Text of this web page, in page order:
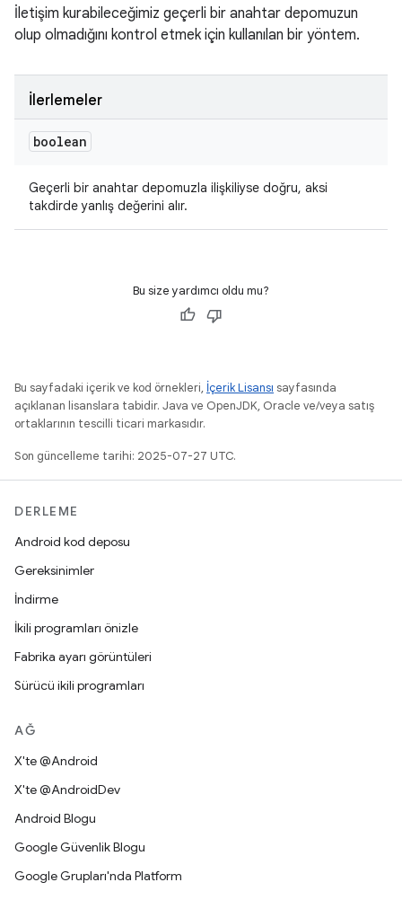
İletişim kurabileceğimiz geçerli bir anahtar depomuzun
olup olmadığını kontrol etmek için kullanılan bir yöntem.
İlerlemeler
boolean
Geçerli bir anahtar depomuzla ilişkiliyse doğru, aksi
takdirde yanlış değerini alır.
Bu size yardımcı oldu mu?
Bu sayfadaki içerik ve kod örnekleri, İçerik Lisansı sayfasında
açıklanan lisanslara tabidir. Java ve OpenJDK, Oracle ve/veya satış
ortaklarının tescilli ticari markasıdır.
Son güncelleme tarihi: 2025-07-27 UTC.
DERLEME
Android kod deposu
Gereksinimler
İndirme
İkili programları önizle
Fabrika ayarı görüntüleri
Sürücü ikili programları
AĞ
X'te @Android
X'te @AndroidDev
Android Blogu
Google Güvenlik Blogu
Google Grupları'nda Platform